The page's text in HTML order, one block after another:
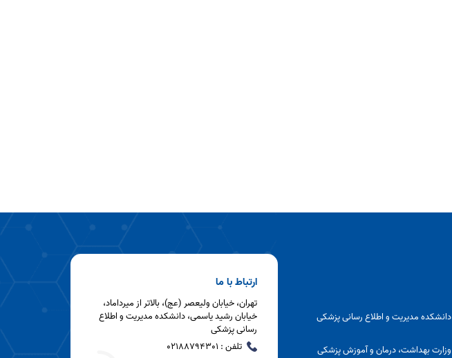
دانشکده مدیریت و اطلاع رسانی پزشکی
وزارت بهداشت، درمان و آموزش پزشکی
ارتباط با ما
تهران، خیابان ولیعصر (عج)، بالاتر از میرداماد،
خیابان رشید یاسمی، دانشکده مدیریت و اطلاع
رسانی پزشکی
تلفن : 02188794301